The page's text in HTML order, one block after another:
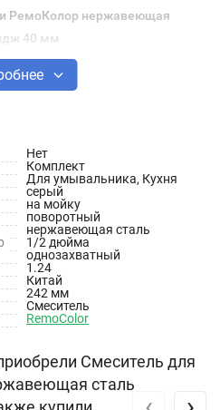
РемоКолор нержавеющая
40 мм
сталь
нет
сталь
40
картридж
Нет
Комплект
Для умывальника, Кухня
серый
на мойку
поворотный
нержавеющая сталь
1/2 дюйма
однозахватный
1.24
Китай
242 мм
Смеситель
RemoColor
Смеситель для
сталь